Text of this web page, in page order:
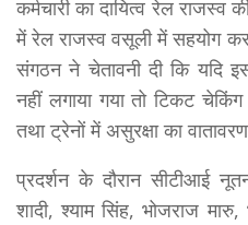
कर्मचारी का दायित्व रेल राजस्व
में रेल राजस्व वसूली में सहयोग
संगठन ने चेतावनी दी कि यदि
नहीं लगाया गया तो टिकट
तथा ट्रेनों में असुरक्षा का
प्रदर्शन के दौरान सीटीआई
शादी, श्याम सिंह, भोजराज